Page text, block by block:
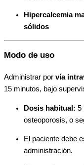
Hipercalcemia
sólidos
Modo de uso
Administrar por vía
15 minutos, bajo
Dosis habitual: 5
osteoporosis, o
El paciente debe
administración.